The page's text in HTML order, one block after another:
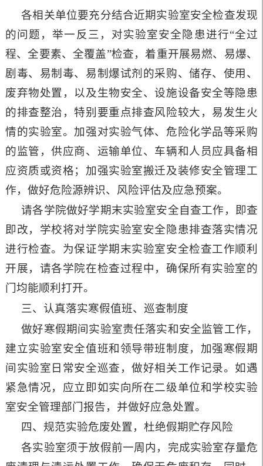
各相关单位要充分结合近期实验室安全检查发现
的问题，举一反三，对实验室安全隐患进行“全过
程、全要素、全覆盖”检查，着重开展易燃、易爆、
剧毒、易制毒、易制爆试剂的采购、储存、使用、
废弃物处置，以及生物安全、设施设备安全等隐患
的排查整治，特别要重点排查风险较大，易发生火
情的实验室。加强对实验气体、危险化学品等采购
的监管，供应商、运输单位、车辆和人员应具备相
应资质或资格；加强实验室搬迁及装修安全管理工
作，做好危险源辨识、风险评估及应急预案。
请各学院做好学期末实验室安全自查工作，即查
即改，学校将对学院实验室安全隐患排查落实情况
进行检查。为保证学期末实验室安全检查工作顺利
开展，请各学院在检查过程中，确保所有实验室的
门均能顺利打开。
三、认真落实寒假值班、巡查制度
做好寒假期间实验室责任落实和安全监管工作，
建立实验室安全值班和领导带班制度，加强寒假期
间实验室日常安全巡查，做好相关工作记录。如遇
紧急情况，应立即如实向所在二级单位和学校实验
室安全管理部门报告，并做好应急处置。
四、规范实验危废处置，杜绝假期贮存风险
各实验室须于放假前一周内，完成实验室存量危